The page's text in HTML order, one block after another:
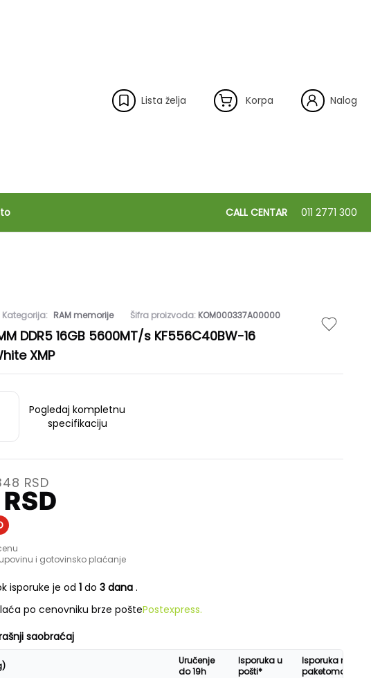
Lista želja Korpa Nalog
CALL CENTAR 011 2771 300
Kategorija: RAM memorije Šifra proizvoda: KOM000337A00000
DDR5 16GB 5600MT/s KF556C40BW-16
XMP
Pogledaj kompletnu
specifikaciju
RSD
RSD
i gotovinsko plaćanje
isporuke je od 1 do 3 dana .
po cenovniku brze poštePostexpress.
saobraćaj
Uručenje
do 19h
Isporuka u
pošti*
Isporuka na
paketomatu*